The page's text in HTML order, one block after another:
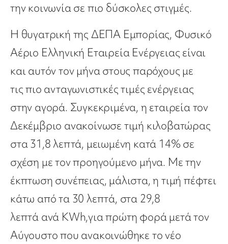
την κοινωνία σε πιο δύσκολες στιγμές.
Η θυγατρική της ΔΕΠΑ Εμπορίας, Φυσικό
Αέριο Ελληνική Εταιρεία Ενέργειας είναι
και αυτόν τον μήνα στουςπαρόχους με
τιςπιο ανταγωνιστικέςτιμές ενέργειας
στην αγορά. Συγκεκριμένα, η εταιρεία τον
Δεκέμβριο ανακοίνωσε τιμή κιλοβατώρας
στα31,8 λεπτά, μειωμένη κατά 14%σε
σχέση με τον προηγούμενο μήνα. Με την
έκπτωση συνέπειας, μάλιστα, η τιμή πέφτει
κάτω από τα 30 λεπτά, στα 29,8
λεπτά ανά KWh,για πρώτη φορά μετά τον
Αύγουστο που ανακοινώθηκε το νέο